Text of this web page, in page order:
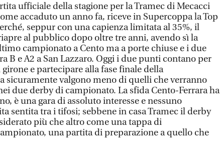
ufficiale della stagione per la Tramec di Mecacci
accaduto un anno fa, riceve in Supercoppa la Top
seppur con una capienza limitata al 35%, il
al pubblico dopo oltre tre anni, avendo sì la
campionato a Cento ma a porte chiuse e i due
B e A2 a San Lazzaro. Oggi i due punti contano per
e partecipare alla fase finale della
sicuramente valgono meno di quelli che verranno
due derby di campionato. La sfida Cento-Ferrara ha
è una gara di assoluto interesse e nessuno
sentita tra i tifosi; sebbene in casa Tramec il derby
più che altro come una tappa di
una partita di preparazione a quello che